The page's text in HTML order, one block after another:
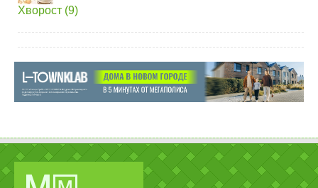
Хворост (9)